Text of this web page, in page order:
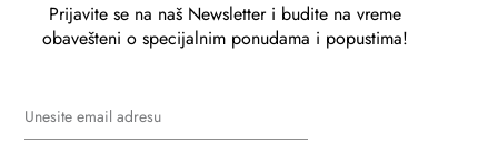
Prijavite se na naš Newsletter i budite na vreme
obavešteni o specijalnim ponudama i popustima!